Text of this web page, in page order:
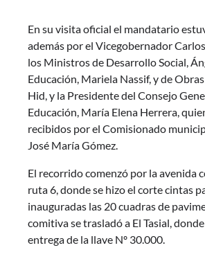
En su visita oficial el mandatario
además por el Vicegobernador
los Ministros de Desarrollo Social,
Educación, Mariela Nassif, y de
Hid, y la Presidente del Consejo
Educación, María Elena Herrera,
recibidos por el Comisionado
José María Gómez.
El recorrido comenzó por la avenida
ruta 6, donde se hizo el corte cintas
inauguradas las 20 cuadras de
comitiva se trasladó a El Tasial,
entrega de la llave Nº 30.000.